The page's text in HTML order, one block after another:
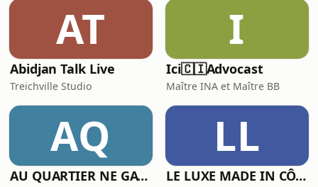
AT
Abidjan Talk Live
Treichville Studio
I
Ici🇨🇮Advocast
Maître INA et Maître BB
AQ
AU QUARTIER NE GATONS PAS LE COIN
LL
LE LUXE MADE IN CÔTE D'IVOIRE